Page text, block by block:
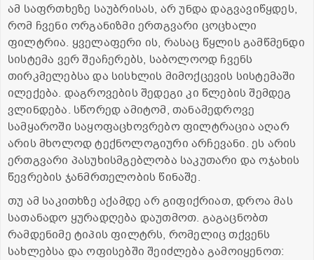
ამ საფრთხეზე საუბრისას, არ უნდა დაგვავიწყდეს,
რომ ჩვენი ორგანიზმი ერთგვარი ცოცხალი
ფილტრია. ყველაფერი ის, რასაც წყლის გამწმენდი
სისტემა ვერ შეაჩერებს, საბოლოოდ ჩვენს
თირკმელებსა და სისხლის მიმოქცევის სისტემაში
ილექება. დაგროვების შედეგი კი წლების შემდეგ
ვლინდება. სწორედ ამიტომ, თანამედროვე
სამყაროში საყოფაცხოვრებო ფილტრაცია აღარ
არის მხოლოდ ტექნოლოგიური არჩევანი. ეს არის
ერთგვარი პასუხისმგებლობა საკუთარი და ოჯახის
წევრების ჯანმრთელობის წინაშე.
თუ ამ საკითხზე აქამდე არ გიფიქრიათ, დროა მას
სათანადო ყურადღება დაუთმოთ. გაგაცნობთ
რამდენიმე ტიპის ფილტრს, რომელიც თქვენს
სახლებსა და ოფისებში შეიძლება გამოიყენოთ: